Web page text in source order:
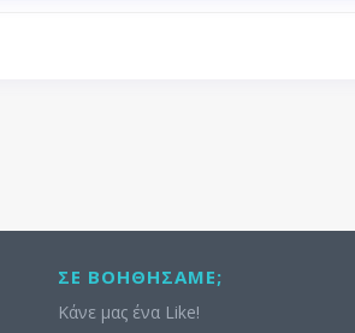
ΣΕ ΒΟΗΘΉΣΑΜΕ;
Κάνε μας ένα Like!